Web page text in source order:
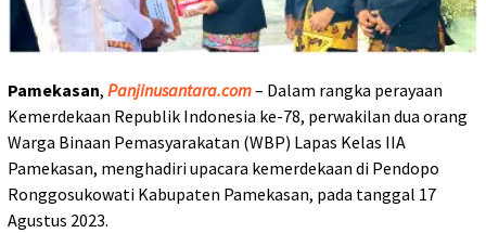
Pamekasan, Panjinusantara.com– Dalam rangka perayaan
Kemerdekaan Republik Indonesia ke-78, perwakilan dua orang
Warga Binaan Pemasyarakatan (WBP) Lapas Kelas IIA
Pamekasan, menghadiri upacara kemerdekaan di Pendopo
Ronggosukowati Kabupaten Pamekasan, pada tanggal 17
Agustus 2023.